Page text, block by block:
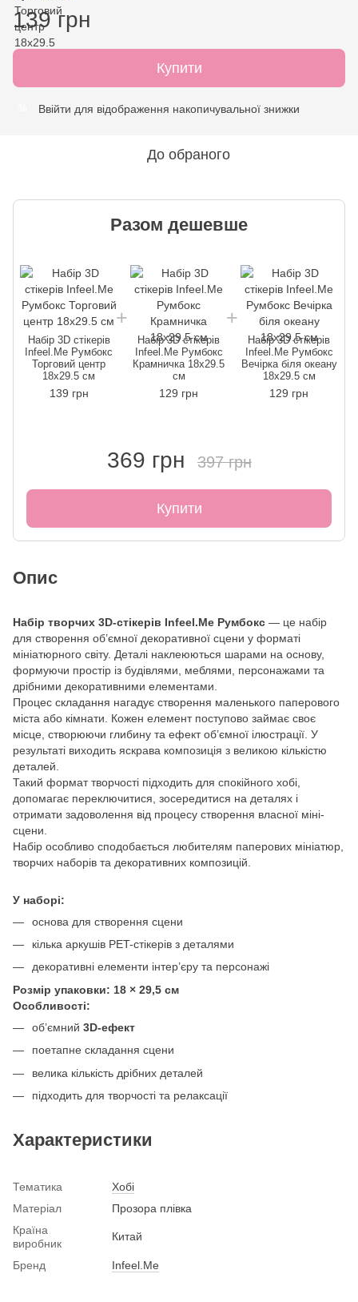
139 грн
Купити
Ввійти для відображення накопичувальної знижки
До обраного
Разом дешевше
Набір 3D стікерів
Infeel.Me Румбокс
Торговий центр
18х29.5 см
139 грн
Набір 3D стікерів
Infeel.Me Румбокс
Крамничка 18х29.5
см
129 грн
Набір 3D стікерів
Infeel.Me Румбокс
Вечірка біля океану
18х29.5 см
129 грн
369 грн 397 грн
Купити
Опис
Набір творчих 3D-стікерів Infeel.Me Румбокс — це набір
для створення об’ємної декоративної сцени у форматі
мініатюрного світу. Деталі наклеюються шарами на основу,
формуючи простір із будівлями, меблями, персонажами та
дрібними декоративними елементами.
Процес складання нагадує створення маленького паперового
міста або кімнати. Кожен елемент поступово займає своє
місце, створюючи глибину та ефект об’ємної ілюстрації. У
результаті виходить яскрава композиція з великою кількістю
деталей.
Такий формат творчості підходить для спокійного хобі,
допомагає переключитися, зосередитися на деталях і
отримати задоволення від процесу створення власної міні-
сцени.
Набір особливо сподобається любителям паперових мініатюр,
творчих наборів та декоративних композицій.
У наборі:
основа для створення сцени
кілька аркушів PET-стікерів з деталями
декоративні елементи інтер’єру та персонажі
Розмір упаковки: 18 × 29,5 см
Особливості:
об’ємний 3D-ефект
поетапне складання сцени
велика кількість дрібних деталей
підходить для творчості та релаксації
Характеристики
Тематика
Хобі
Матеріал
Прозора плівка
Країна
виробник
Китай
Бренд Infeel.Me